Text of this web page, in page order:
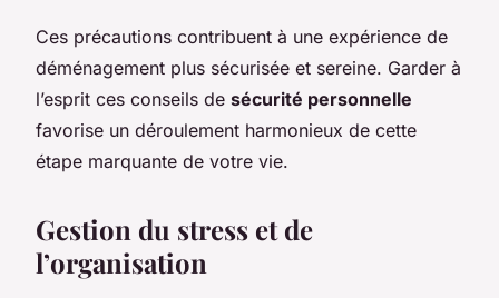
Ces précautions contribuent à une expérience de
déménagement plus sécurisée et sereine. Garder à
l’esprit ces conseils de sécurité personnelle
favorise un déroulement harmonieux de cette
étape marquante de votre vie.
Gestion du stress et de
l’organisation